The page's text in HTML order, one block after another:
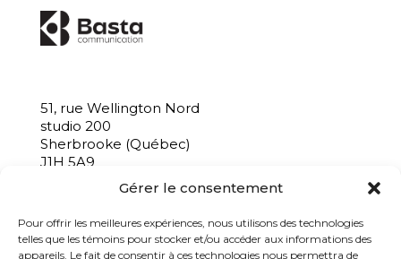
Gérer le consentement
Pour offrir les meilleures expériences, nous utilisons des technologies
telles que les témoins pour stocker et/ou accéder aux informations des
appareils. Le fait de consentir à ces technologies nous permettra de
51, rue Wellington Nord
studio 200
Sherbrooke (Québec)
J1H 5A9
info@bastacommunication.ca